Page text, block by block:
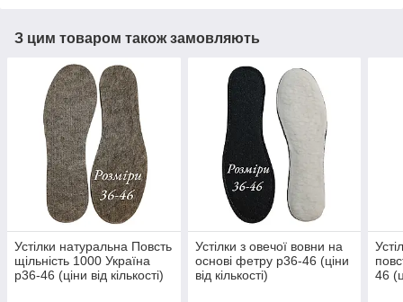
З цим товаром також замовляють
Устілки натуральна Повсть
щільність 1000 Україна
р36-46 (ціни від кількості)
Устілки з овечої вовни на
основі фетру р36-46 (ціни
від кількості)
46